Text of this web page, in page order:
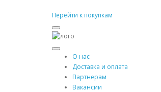
Перейти к покупкам
О нас
Доставка и оплата
Партнерам
Вакансии